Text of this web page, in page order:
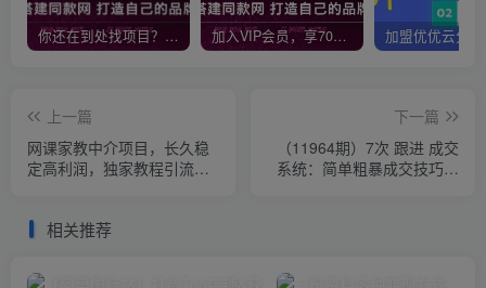
你还在到处找项目？还在当韭菜？我靠网创资源站一个月收入5万+，曾经我也是个失败者。 加入VIP会员，享70%的推广提成，免费学习多种网上创业课程，菜鸟秒变大神！
上一篇
网课家教中介项目，长久稳
定高利润，独家教程引流，
下一篇
（11964期）7次 跟进 成交
系统：简单粗暴成交技巧，
相关推荐